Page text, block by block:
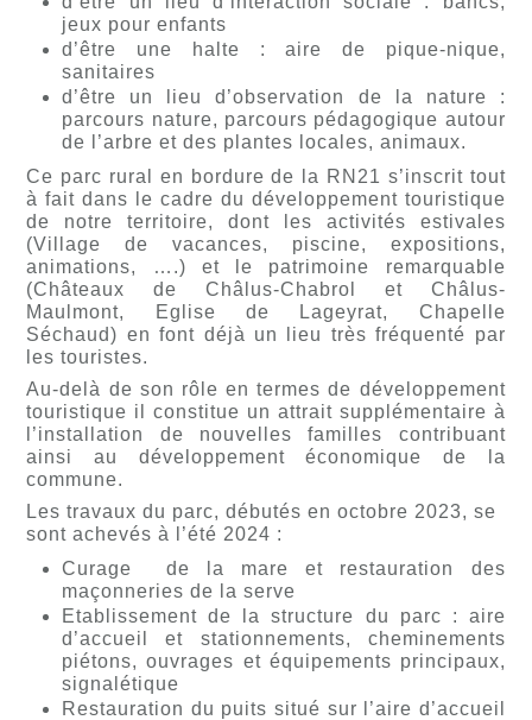
jeux pour enfants
d’être une halte : aire de pique-nique,
sanitaires
d’être un lieu d’observation de la nature :
parcours nature, parcours pédagogique autour
de l’arbre et des plantes locales, animaux.
Ce parc rural en bordure de la RN21 s’inscrit tout
à fait dans le cadre du développement touristique
de notre territoire, dont les activités estivales
(Village de vacances, piscine, expositions,
animations, ….) et le patrimoine remarquable
(Châteaux de Châlus-Chabrol et Châlus-
Maulmont, Eglise de Lageyrat, Chapelle
Séchaud) en font déjà un lieu très fréquenté par
les touristes.
Au-delà de son rôle en termes de développement
touristique il constitue un attrait supplémentaire à
l’installation de nouvelles familles contribuant
ainsi au développement économique de la
commune.
Les travaux du parc, débutés en octobre 2023, se
sont achevés à l’été 2024 :
Curage de la mare et restauration des
maçonneries de la serve
Etablissement de la structure du parc : aire
d’accueil et stationnements, cheminements
piétons, ouvrages et équipements principaux,
signalétique
Restauration du puits situé sur l’aire d’accueil